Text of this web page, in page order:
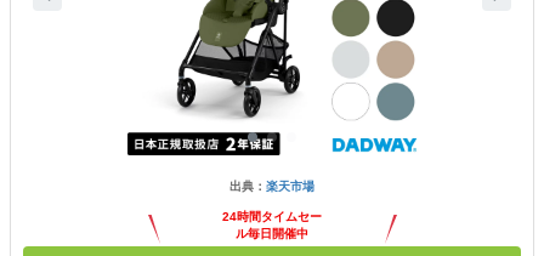
出典： 楽天市場
24時間タイムセー
ル毎日開催中